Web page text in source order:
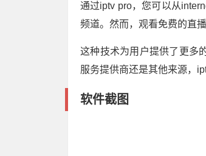
通过iptv pro，您可以从
频道。然而，观看免费的直
这种技术为用户提供了更多
服务提供商还是其他来源，
软件截图